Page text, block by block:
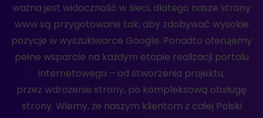
ważna jest widoczność w sieci, dlatego nasze strony
www są przygotowane tak, aby zdobywać wysokie
pozycje w wyszukiwarce Google. Ponadto oferujemy
pełne wsparcie na każdym etapie realizacji portalu
internetowego – od stworzenia projektu,
przez wdrożenie strony, po kompleksową obsługę
strony. Wiemy, że naszym klientom z całej Polski